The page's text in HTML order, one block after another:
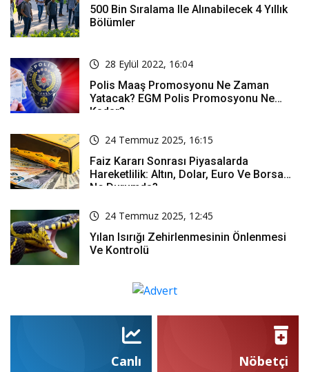
500 Bin Sıralama Ile Alınabilecek 4 Yıllık
Bölümler
28 Eylül 2022, 16:04
Polis Maaş Promosyonu Ne Zaman
Yatacak? EGM Polis Promosyonu Ne
Kadar?
24 Temmuz 2025, 16:15
Faiz Kararı Sonrası Piyasalarda
Hareketlilik: Altın, Dolar, Euro Ve Borsa
Ne Durumda?
24 Temmuz 2025, 12:45
Yılan Isırığı Zehirlenmesinin Önlenmesi
Ve Kontrolü
Canlı
Nöbetçi